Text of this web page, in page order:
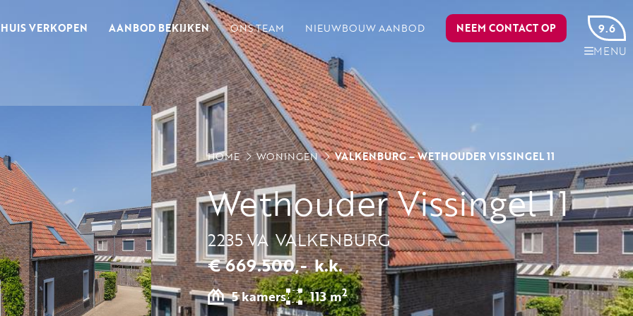
HUIS VERKOPEN AANBOD BEKIJKEN ONS TEAM NIEUWBOUW AANBOD NEEM CONTACT OP
9.6
MENU
HOME WONINGEN VALKENBURG – WETHOUDER VISSINGEL 11
Wethouder Vissingel 11
2235 VA VALKENBURG
€ 669.500,- k.k.
5 kamers 113 m2